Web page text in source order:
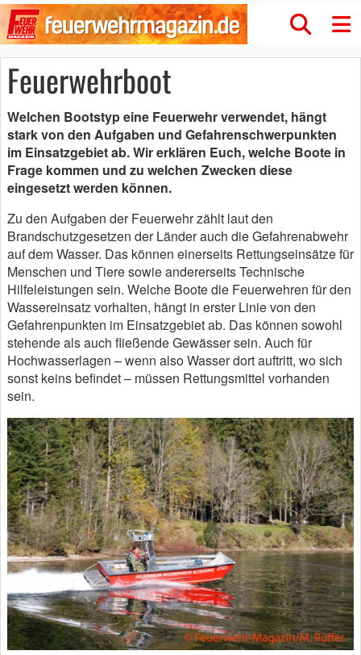
Feuerwehrboot
Welchen Bootstyp eine Feuerwehr verwendet, hängt
stark von den Aufgaben und Gefahrenschwerpunkten
im Einsatzgebiet ab. Wir erklären Euch, welche Boote in
Frage kommen und zu welchen Zwecken diese
eingesetzt werden können.
Zu den Aufgaben der Feuerwehr zählt laut den
Brandschutzgesetzen der Länder auch die Gefahrenabwehr
auf dem Wasser. Das können einerseits Rettungseinsätze für
Menschen und Tiere sowie andererseits Technische
Hilfeleistungen sein. Welche Boote die Feuerwehren für den
Wassereinsatz vorhalten, hängt in erster Linie von den
Gefahrenpunkten im Einsatzgebiet ab. Das können sowohl
stehende als auch fließende Gewässer sein. Auch für
Hochwasserlagen – wenn also Wasser dort auftritt, wo sich
sonst keins befindet – müssen Rettungsmittel vorhanden
sein.